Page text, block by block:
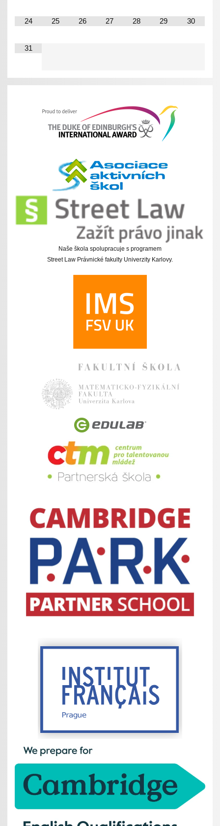
24 25 26 27 28 29 30
31
Naše škola spolupracuje s programem
Street Law Právnické fakulty Univerzity Karlovy.